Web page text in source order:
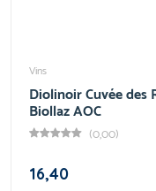
Vins
Diolinoir Cuvée des
Biollaz AOC
(0,00)
16,40